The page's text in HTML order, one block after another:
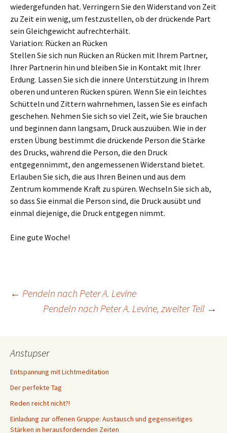
wiedergefunden hat. Verringern Sie den Widerstand von Zeit
zu Zeit ein wenig, um festzustellen, ob der drückende Part
sein Gleichgewicht aufrechterhält.
Variation: Rücken an Rücken
Stellen Sie sich nun Rücken an Rücken mit Ihrem Partner,
Ihrer Partnerin hin und bleiben Sie in Kontakt mit Ihrer
Erdung. Lassen Sie sich die innere Unterstützung in Ihrem
oberen und unteren Rücken spüren. Wenn Sie ein leichtes
Schütteln und Zittern wahrnehmen, lassen Sie es einfach
geschehen. Nehmen Sie sich so viel Zeit, wie Sie brauchen
und beginnen dann langsam, Druck auszuüben. Wie in der
ersten Übung bestimmt die drückende Person die Stärke
des Drucks, während die Person, die den Druck
entgegennimmt, den angemessenen Widerstand bietet.
Erlauben Sie sich, die aus Ihren Beinen und aus dem
Zentrum kommende Kraft zu spüren. Wechseln Sie sich ab,
so dass Sie einmal die Person sind, die Druck ausübt und
einmal diejenige, die Druck entgegen nimmt.
Eine gute Woche!
Beitragsnavigation
← Pendeln nach Peter A. Levine
Pendeln nach Peter A. Levine, zweiter Teil →
Anstupser
Entspannung mit Lichtmeditation
Der perfekte Tag
Reden reicht nicht?!
Einladung zur offenen Gruppe: Austausch und gegenseitiges
Stärken in herausfordernden Zeiten